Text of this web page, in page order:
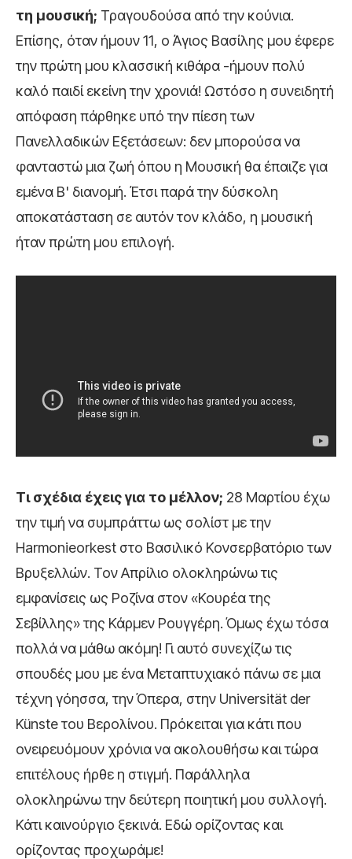
τη μουσική; Τραγουδούσα από την κούνια.
Επίσης, όταν ήμουν 11, ο Άγιος Βασίλης μου έφερε
την πρώτη μου κλασσική κιθάρα -ήμουν πολύ
καλό παιδί εκείνη την χρονιά! Ωστόσο η συνειδητή
απόφαση πάρθηκε υπό την πίεση των
Πανελλαδικών Εξετάσεων: δεν μπορούσα να
φανταστώ μια ζωή όπου η Μουσική θα έπαιζε για
εμένα Β' διανομή. Έτσι παρά την δύσκολη
αποκατάσταση σε αυτόν τον κλάδο, η μουσική
ήταν πρώτη μου επιλογή.
Τι σχέδια έχεις για το μέλλον; 28 Μαρτίου έχω
την τιμή να συμπράττω ως σολίστ με την
Harmonieorkest στο Βασιλικό Κονσερβατόριο των
Βρυξελλών. Τον Απρίλιο ολοκληρώνω τις
εμφανίσεις ως Ροζίνα στον «Κουρέα της
Σεβίλλης» της Κάρμεν Ρουγγέρη. Όμως έχω τόσα
πολλά να μάθω ακόμη! Γι αυτό συνεχίζω τις
σπουδές μου με ένα Μεταπτυχιακό πάνω σε μια
τέχνη γόησσα, την Όπερα, στην Universität der
Künste του Βερολίνου. Πρόκειται για κάτι που
ονειρευόμουν χρόνια να ακολουθήσω και τώρα
επιτέλους ήρθε η στιγμή. Παράλληλα
ολοκληρώνω την δεύτερη ποιητική μου συλλογή.
Κάτι καινούργιο ξεκινά. Εδώ ορίζοντας και
ορίζοντας προχωράμε!